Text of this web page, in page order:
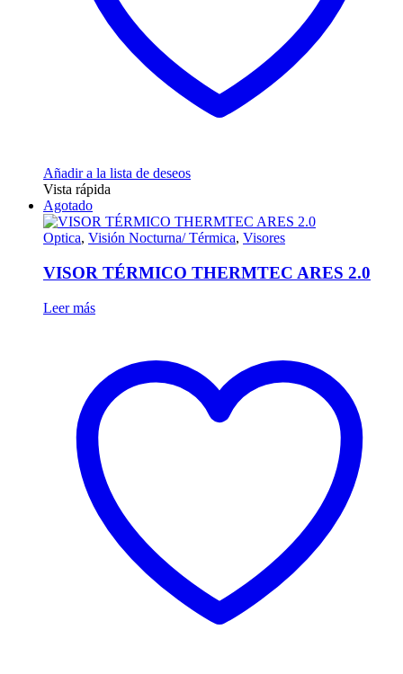
Añadir a la lista de deseos
Vista rápida
Agotado
Optica, Visión Nocturna/ Térmica, Visores
VISOR TÉRMICO THERMTEC ARES 2.0
Leer más